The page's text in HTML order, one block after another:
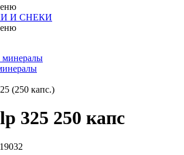
И СНЕКИ
(250 капс.)
325 250 капс